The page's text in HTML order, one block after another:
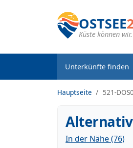
OSTSEE
Küste können wir.
Unterkünfte finden
Hauptseite 521-
In der Nähe (76)